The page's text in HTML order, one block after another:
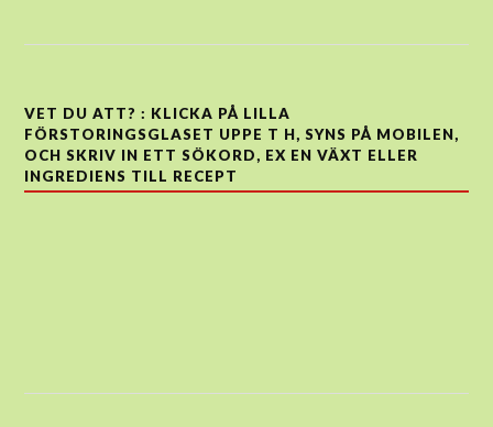
VET DU ATT? : KLICKA PÅ LILLA
FÖRSTORINGSGLASET UPPE T H, SYNS PÅ MOBILEN,
OCH SKRIV IN ETT SÖKORD, EX EN VÄXT ELLER
INGREDIENS TILL RECEPT